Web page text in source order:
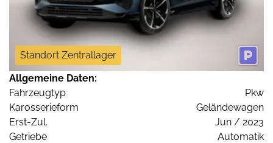
Standort Zentrallager
Allgemeine Daten:
Fahrzeugtyp
Pkw
Karosserieform
Geländewagen
Erst-Zul.
Jun / 2023
Getriebe
Automatik